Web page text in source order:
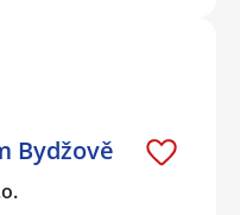
Bydžově